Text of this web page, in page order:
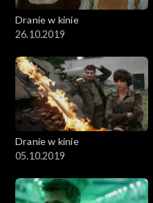
Dranie w kinie
26.10.2019
Dranie w kinie
05.10.2019